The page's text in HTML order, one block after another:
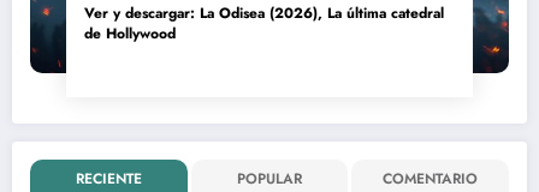
Ver y descargar: La Odisea (2026), La última catedral
de Hollywood
RECIENTE POPULAR COMENTARIO